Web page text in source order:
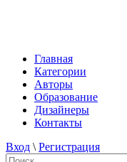
Главная
Категории
Авторы
Образование
Дизайнеры
Контакты
Вход \ Регистрация